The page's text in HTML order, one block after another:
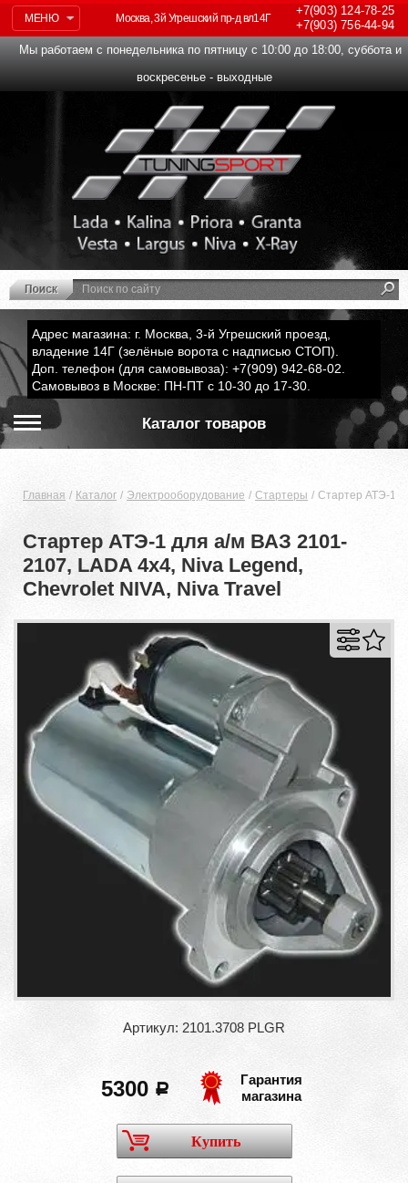
МЕНЮ
+7(903)124-78-25
+7(903)756-44-94
Москва, 3й Угрешский пр-д вл14Г
Мы работаем с понедельника по пятницу с 10:00 до 18:00, суббота и
воскресенье - выходные
Адрес магазина: г. Москва, 3-й Угрешский проезд,
владение 14Г (зелёные ворота с надписью СТОП).
Доп. телефон (для самовывоза): +7(909) 942-68-02.
Самовывоз в Москве: ПН-ПТ с 10-30 до 17-30.
Каталог товаров
Главная Каталог Электрооборудование Стартеры Стартер АТЭ-1
Стартер АТЭ-1 для а/м ВАЗ 2101-
2107, LADA 4x4, Niva Legend,
Chevrolet NIVA, Niva Travel
Артикул: 2101.3708 PLGR
5300 a
Гарантия
магазина
Купить